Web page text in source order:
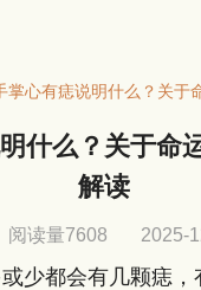
什么？关于命
解读
阅读量7608 2025-
少都会有几颗痣